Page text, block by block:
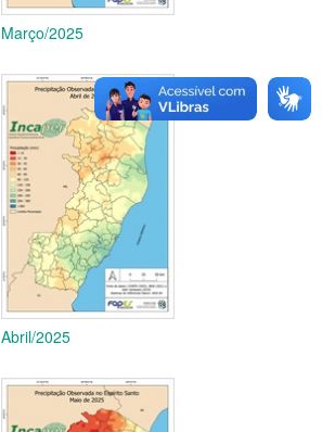
Março/2025
Abril/2025